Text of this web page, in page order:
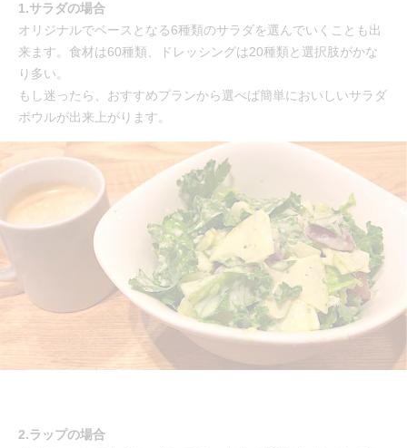
1.サラダの場合
オリジナルでベースとなる6種類のサラダを選んでいくことも出
来ます。食材は60種類、ドレッシングは20種類と選択肢がかな
り多い。
もし迷ったら、おすすめプランから選べば簡単においしいサラダ
ボウルが出来上がります。
2.ラップの場合